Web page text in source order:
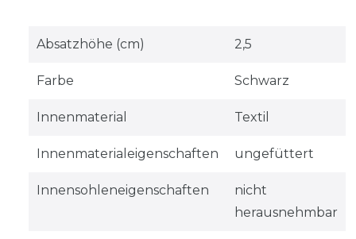
Absatzhöhe (cm) 2,5
Farbe Schwarz
Innenmaterial Textil
Innenmaterialeigenschaften ungefüttert
Innensohleneigenschaften
nicht
herausnehmbar